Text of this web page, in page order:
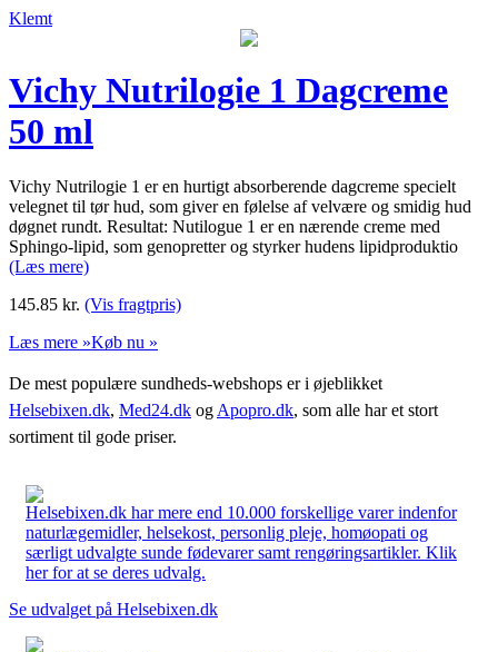
Klemt
Vichy Nutrilogie 1 Dagcreme
50 ml
Vichy Nutrilogie 1 er en hurtigt absorberende dagcreme specielt
velegnet til tør hud, som giver en følelse af velvære og smidig hud
døgnet rundt. Resultat: Nutilogue 1 er en nærende creme med
Sphingo-lipid, som genopretter og styrker hudens lipidproduktio
(Læs mere)
145.85 kr. (Vis fragtpris)
Læs mere »Køb nu »
De mest populære sundheds-webshops er i øjeblikket
Helsebixen.dk, Med24.dk og Apopro.dk, som alle har et stort
sortiment til gode priser.
Helsebixen.dk har mere end 10.000 forskellige varer indenfor
naturlægemidler, helsekost, personlig pleje, homøopati og
særligt udvalgte sunde fødevarer samt rengøringsartikler. Klik
her for at se deres udvalg.
Se udvalget på Helsebixen.dk